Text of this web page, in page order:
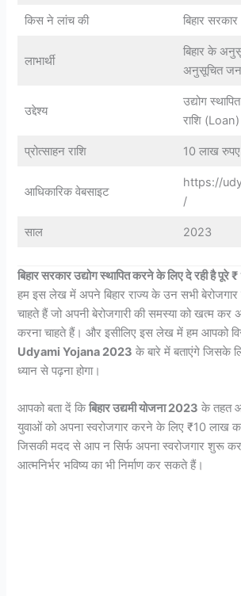
किस ने लांच की बिहार सरकार
लाभार्थी
बिहार के
अनुसूचित
उद्देश्य
उद्योग
राशि
प्रोत्साहन राशि 10 लाख रुपए
आधिकारिक वेबसाइट
https://
/
साल 2023
बिहार सरकार उद्योग स्थापित करने के लिए दे रही है पूरे
हम इस लेख में अपने बिहार राज्य के उन सभी बेरोजगार
चाहते हैं जो अपनी बेरोजगारी की समस्या को खत्म कर
करना चाहते हैं। और इसीलिए इस लेख में हम आपको
Udyami Yojana 2023 के बारे में बताएंगे जिसके
ध्यान से पढ़ना होगा।
आपको बता दें किबिहार उद्यमी योजना 2023 के तहत
युवाओं को अपना स्वरोजगार करने के लिए ₹10 लाख
जिसकी मदद से आप न सिर्फ अपना स्वरोजगार शुरू
आत्मनिर्भर भविष्य का भी निर्माण कर सकते हैं।